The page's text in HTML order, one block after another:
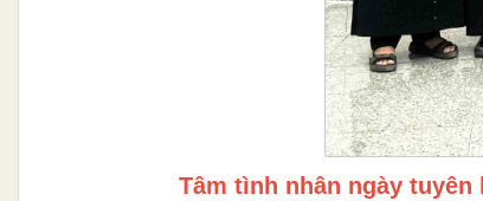
Tâm tình nhân ngày tuyên